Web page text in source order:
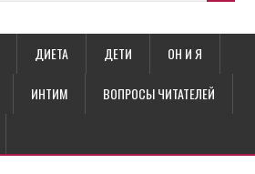
ДИЕТА ДЕТИ ОН И Я
ИНТИМ ВОПРОСЫ ЧИТАТЕЛЕЙ